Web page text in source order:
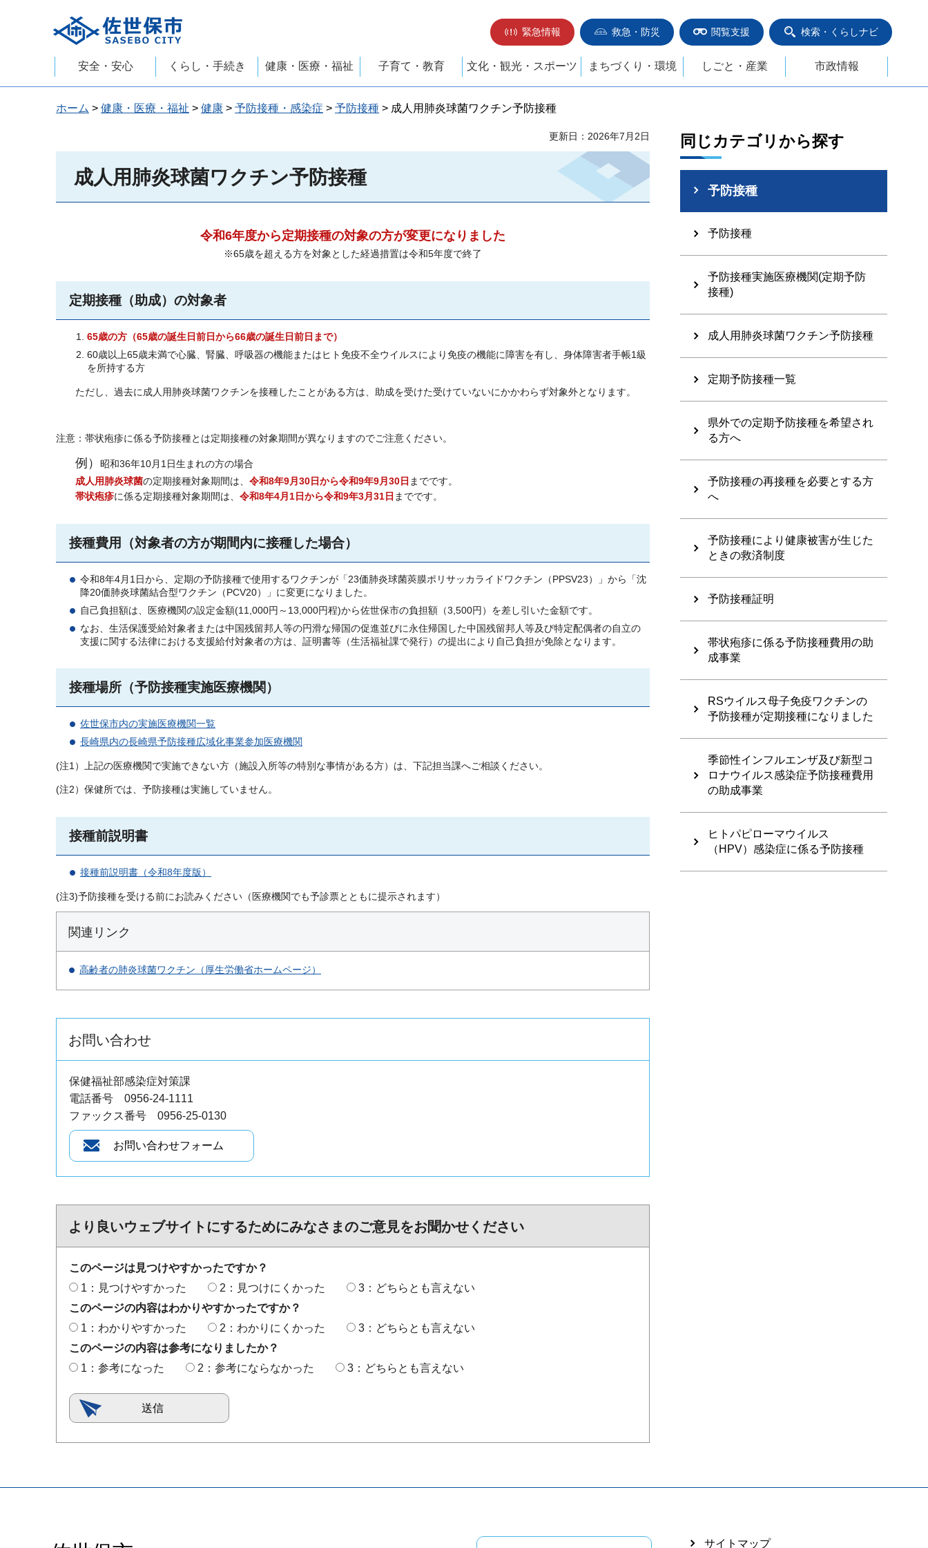
佐世保市
緊急情報
救急・防災 閲覧支援 検索・くらしナビ
安全・安心 くらし・手続き 健康・医療・福祉 子育て・教育 文化・観光・スポーツ まちづくり・環境 しごと・産業 市政情報
ホーム > 健康・医療・福祉 > 健康 > 予防接種・感染症 > 予防接種 > 成人用肺炎球菌ワクチン予防接種
更新日：2026年7月2日
成人用肺炎球菌ワクチン予防接種
令和6年度から定期接種の対象の方が変更になりました
※65歳を超える方を対象とした経過措置は令和5年度で終了
定期接種（助成）の対象者
65歳の方（65歳の誕生日前日から66歳の誕生日前日まで）
60歳以上65歳未満で心臓、腎臓、呼吸器の機能またはヒト免疫不全ウイルスにより免疫の機能に障害を有し、身体障害者手帳1級
を所持する方
ただし、過去に成人用肺炎球菌ワクチンを接種したことがある方は、助成を受けた受けていないにかかわらず対象外となります。
注意：帯状疱疹に係る予防接種とは定期接種の対象期間が異なりますのでご注意ください。
例）
昭和36年10月1日生まれの方の場合
成人用肺炎球菌の定期接種対象期間は、 令和8年9月30日から令和9年9月30日 までです。
帯状疱疹に係る定期接種対象期間は、 令和8年4月1日から令和9年3月31日 までです。
接種費用（対象者の方が期間内に接種した場合）
令和8年4月1日から、定期の予防接種で使用するワクチンが「23価肺炎球菌莢膜ポリサッカライドワクチン（PPSV23）」から「沈
降20価肺炎球菌結合型ワクチン（PCV20）」に変更になりました。
自己負担額は、医療機関の設定金額(11,000円～13,000円程)から佐世保市の負担額（3,500円）を差し引いた金額です。
なお、生活保護受給対象者または中国残留邦人等の円滑な帰国の促進並びに永住帰国した中国残留邦人等及び特定配偶者の自立の
支援に関する法律における支援給付対象者の方は、証明書等（生活福祉課で発行）の提出により自己負担が免除となります。
接種場所（予防接種実施医療機関）
佐世保市内の実施医療機関一覧
長崎県内の長崎県予防接種広域化事業参加医療機関
(注1）上記の医療機関で実施できない方（施設入所等の特別な事情がある方）は、下記担当課へご相談ください。
(注2）保健所では、予防接種は実施していません。
接種前説明書
接種前説明書（令和8年度版）
(注3)予防接種を受ける前にお読みください（医療機関でも予診票とともに提示されます）
関連リンク
高齢者の肺炎球菌ワクチン（厚生労働省ホームページ）
お問い合わせ
保健福祉部感染症対策課
電話番号 0956-24-1111
ファックス番号 0956-25-0130
より良いウェブサイトにするためにみなさまのご意見をお聞かせください
このページは見つけやすかったですか？
1：見つけやすかった
2：見つけにくかった
3：どちらとも言えない
このページの内容はわかりやすかったですか？
1：わかりやすかった
2：わかりにくかった
3：どちらとも言えない
このページの内容は参考になりましたか？
1：参考になった
2：参考にならなかった 3：どちらとも言えない
同じカテゴリから探す
予防接種
予防接種
予防接種実施医療機関(定期予防
接種)
成人用肺炎球菌ワクチン予防接種
定期予防接種一覧
県外での定期予防接種を希望され
る方へ
予防接種の再接種を必要とする方
へ
予防接種により健康被害が生じた
ときの救済制度
予防接種証明
帯状疱疹に係る予防接種費用の助
成事業
RSウイルス母子免疫ワクチンの
予防接種が定期接種になりました
季節性インフルエンザ及び新型コ
ロナウイルス感染症予防接種費用
の助成事業
ヒトパピローマウイルス
（HPV）感染症に係る予防接種
サイトマップ